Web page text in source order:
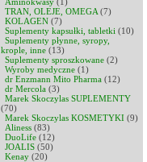
TRAN, OLEJE, OMEGA (7)
KOLAGEN (7)
Suplementy kapsułki, tabletki (10)
Suplementy płynne, syropy,
krople, inne (13)
Suplementy sproszkowane (2)
Wyroby medyczne (1)
dr Enzmann Mito Pharma (12)
dr Mercola (3)
Marek Skoczylas SUPLEMENTY
(70)
Marek Skoczylas KOSMETYKI (9)
Aliness (83)
DuoLife (12)
JOALIS (50)
Kenay (20)